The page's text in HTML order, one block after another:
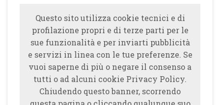
Questo sito utilizza cookie tecnici e di
profilazione propri e di terze parti per le
sue funzionalità e per inviarti pubblicità
e servizi in linea con le tue preferenze. Se
vuoi saperne di più o negare il consenso a
tutti o ad alcuni cookie Privacy Policy.
Chiudendo questo banner, scorrendo